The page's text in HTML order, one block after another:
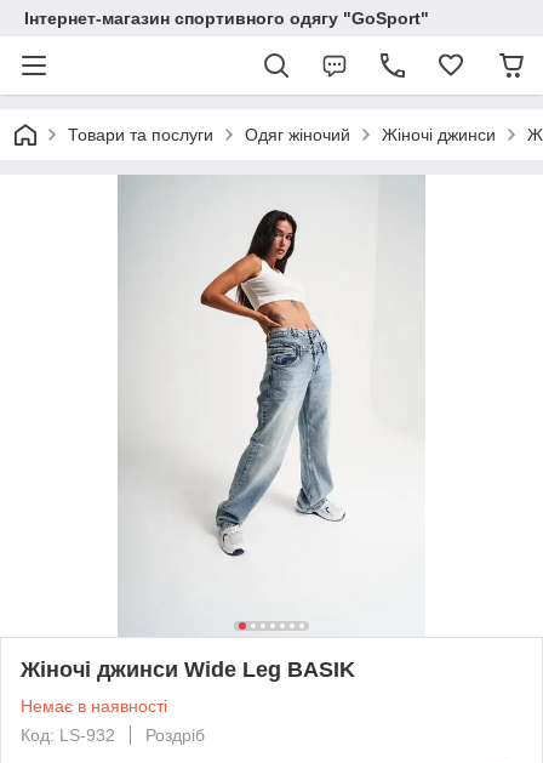
Інтернет-магазин спортивного одягу "GoSport"
Товари та послуги Одяг жіночий Жіночі джинси
Жіночі джинси Wide Leg BASIK
Немає в наявності
Код: LS-932
Роздріб